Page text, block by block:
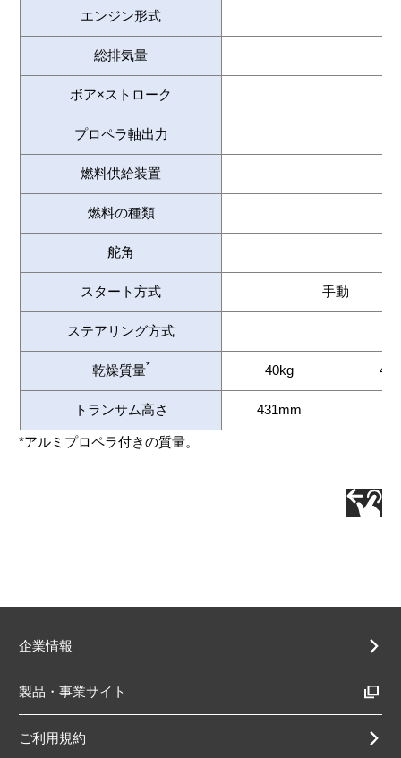
エンジン形式
総排気量
ボア×ストローク
プロペラ軸出力
燃料供給装置
燃料の種類
舵角
スタート方式 手動
ステアリング方式
乾燥質量* 40kg
トランサム高さ 431mm
*アルミプロペラ付きの質量。
企業情報
製品・事業サイト
ご利用規約